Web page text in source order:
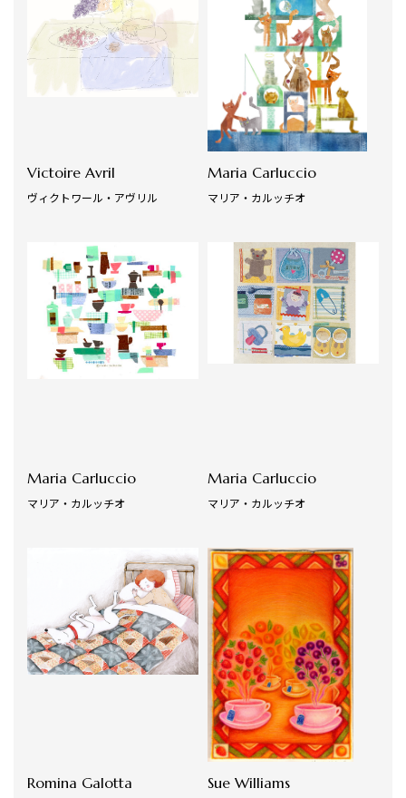
Victoire Avril
ヴィクトワール・アヴリル
Maria Carluccio
マリア・カルッチオ
Maria Carluccio
マリア・カルッチオ
Maria Carluccio
マリア・カルッチオ
Romina Galotta Sue Williams